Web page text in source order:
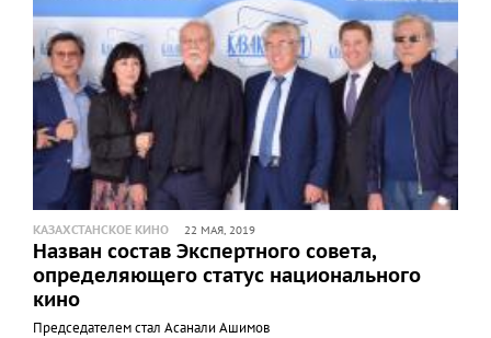
КАЗАХСТАНСКОЕ КИНО 22 МАЯ, 2019
Назван состав Экспертного совета,
определяющего статус национального
кино
Председателем стал Асанали Ашимов